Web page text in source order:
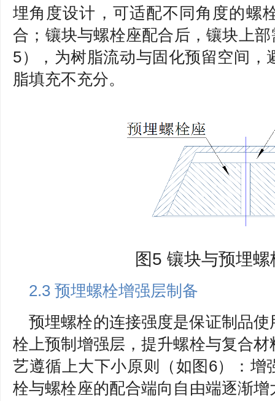
埋角度设计，可适配不同角度的螺
合；镶块与螺栓座配合后，镶块上
5），为树脂流动与固化预留空间，
脂填充不充分。
图5 镶块与预埋
2.3 预埋螺栓增强层制备
预埋螺栓的连接强度是保证制品
栓上预制增强层，提升螺栓与复合
艺遵循上大下小原则（如图6）：增
栓与螺栓座的配合端向自由端逐渐